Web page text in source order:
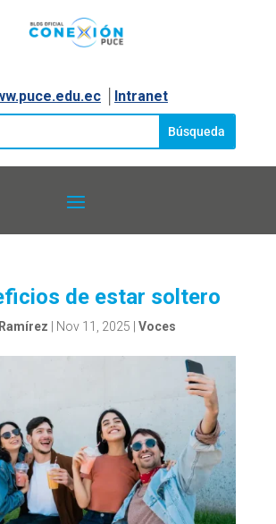
│ Intranet
de estar soltero
Nov 11, 2025 Voces